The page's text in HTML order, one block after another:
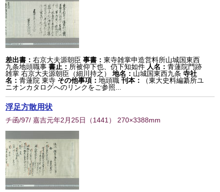
差出書：右京大夫源朝臣 事書：東寺雑掌申造営料所山城国東西
九条地頭職事 書止： 所被仰下也、仍下知如件 人名：青蓮院門跡
雑掌 右京大夫源朝臣（細川持之）
地名： 山城国東西九条 寺社
名：青蓮院 東寺 その他事項：地頭職 刊本：
（東大史料編纂所ユ
ニオンカタログへのリンクをご参照...
浮足方散用状
チ函/97/ 嘉吉元年2月25日 （1441 ） 270×3388mm